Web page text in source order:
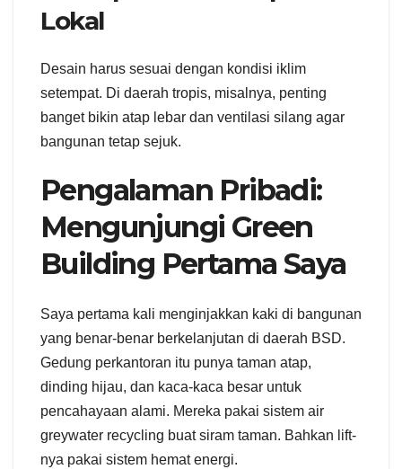
Lokal
Desain harus sesuai dengan kondisi iklim
setempat. Di daerah tropis, misalnya, penting
banget bikin atap lebar dan ventilasi silang agar
bangunan tetap sejuk.
Pengalaman Pribadi:
Mengunjungi Green
Building Pertama Saya
Saya pertama kali menginjakkan kaki di bangunan
yang benar-benar berkelanjutan di daerah BSD.
Gedung perkantoran itu punya taman atap,
dinding hijau, dan kaca-kaca besar untuk
pencahayaan alami. Mereka pakai sistem air
greywater recycling buat siram taman. Bahkan lift-
nya pakai sistem hemat energi.